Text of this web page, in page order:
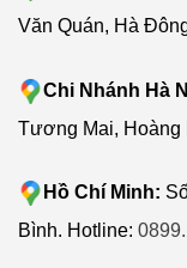
Văn Quán, Hà
Chi Nhánh Hà
Tương Mai, Hoàng
Hồ Chí Minh:
Bình. Hotline: